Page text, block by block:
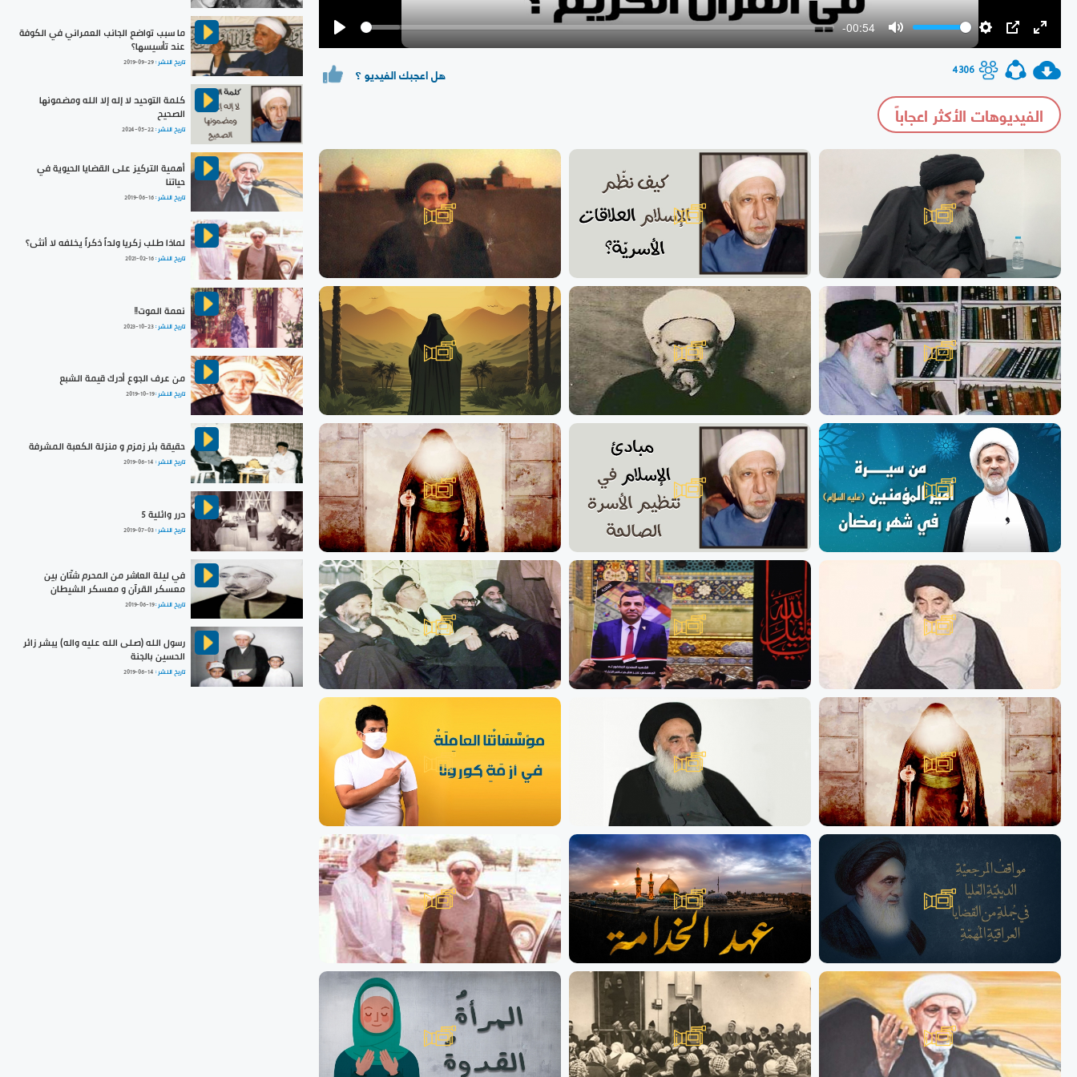
-00:54
Mute
4306 هل اعجبك الفيديو ؟
الفيديوهات الأكثر اعجاباً
ما سبب تواضع الجانب العمراني في الكوفة
عند تأسيسها؟
تاريخ النشر :2019-09-29
كلمة التوحيد لا إله إلا الله ومضمونها
الصحيح
تاريخ النشر :2024-05-22
أهمية التركيز على القضايا الحيوية في
حياتنا
تاريخ النشر :2019-06-16
لماذا طلب زكريا ولداً ذكراً يخلفه لا أنثى؟
تاريخ النشر :2021-02-16
نعمة الموت!!
تاريخ النشر :2023-10-23
من عرف الجوع أدرك قيمة الشبع
تاريخ النشر :2019-10-19
حقيقة بئر زمزم و منزلة الكعبة المشرفة
تاريخ النشر : 2019-06-14
درر وائلية 5
تاريخ النشر :2019-07-03
في ليلة العاشر من المحرم شتّان بين
معسكر القرآن و معسكر الشيطان
تاريخ النشر :2019-06-19
رسول الله (صلى الله عليه واله) يبشر زائر
الحسين بالجنة
تاريخ النشر : 2019-06-14